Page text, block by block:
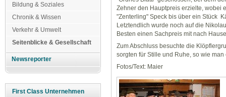
Bildung & Soziales
Chronik & Wissen
Verkehr & Umwelt
Seitenblicke & Gesellschaft
Newsreporter
First Class Unternehmen
Zehner den Hauptpreis erzielte, wobei
"Zenterling" Speck bis über ein Stück
Letztendlich wurde noch auf die
Besten einen Sachpreis mit nach
Zum Abschluss besuchte die
sorgten für Stille und Ruhe, so wie
Fotos/Text: Maier